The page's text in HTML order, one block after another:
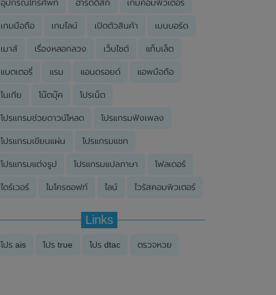
อุปกรณ์โทรศัพท์ ฮาร์ดดิสก์ เกมคอมพิวเตอร์
เกมมือถือ เกมไลน์ เปิดตัวสินค้า เมนบอร์ด
เมาส์ เรื่องหลอกลวง เว็บไซต์ แท็บเล็ต
แบตเตอรี่ แรม แอนดรอยด์ แอพมือถือ
โนเกีย โน๊ตบุ๊ค โปรเน็ต
โปรแกรมช่วยดาวน์โหลด โปรแกรมฟังเพลง
โปรแกรมเขียนแผ่น โปรแกรมแชท
โปรแกรมแต่งรูป โปรแกรมแปลภาษา โฟลเดอร์
ไดร์เวอร์ ไมโครซอฟท์ ไลน์ ไวรัสคอมพิวเตอร์
Links
โปร ais โปร true โปร dtac ตรวจหวย